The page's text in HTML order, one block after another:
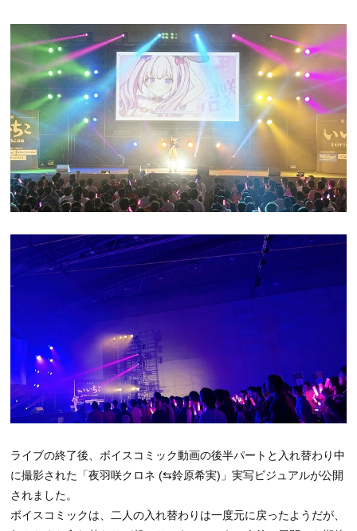
ライブの終了後、ボイスコミック動画の後半パートと入れ替わり中
に撮影された「夜羽咲クロネ (⇆鈴原希実)」実写ビジュアルが公開
されました。
ボイスコミックは、二人の入れ替わりは一度元に戻ったようだが、